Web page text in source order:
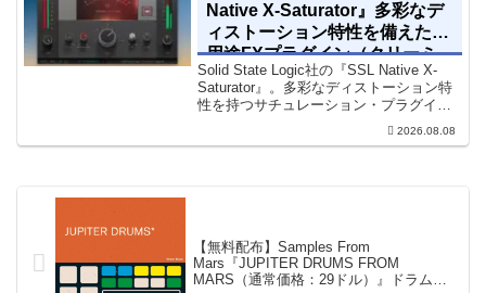
Native X-Saturator』多彩なデ
ィストーション特性を備えた多
用途FXプラグイン（クリーミ
ィ＆ウォームなサウンド）
Solid State Logic社の『SSL Native X-
Saturator』。多彩なディストーション特
性を持つサチュレーション・プラグイン
です。音楽制作者、エンジニアの間でも
評価の高い製品です。競合するサチュレ
2026.08.08
【無料配布】Samples From
Mars『JUPITER DRUMS FROM
MARS（通常価格：29ドル）』ドラムサ